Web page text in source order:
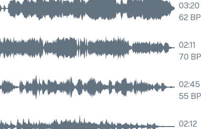
03:20
62
02:11
70
02:45
55
02:12